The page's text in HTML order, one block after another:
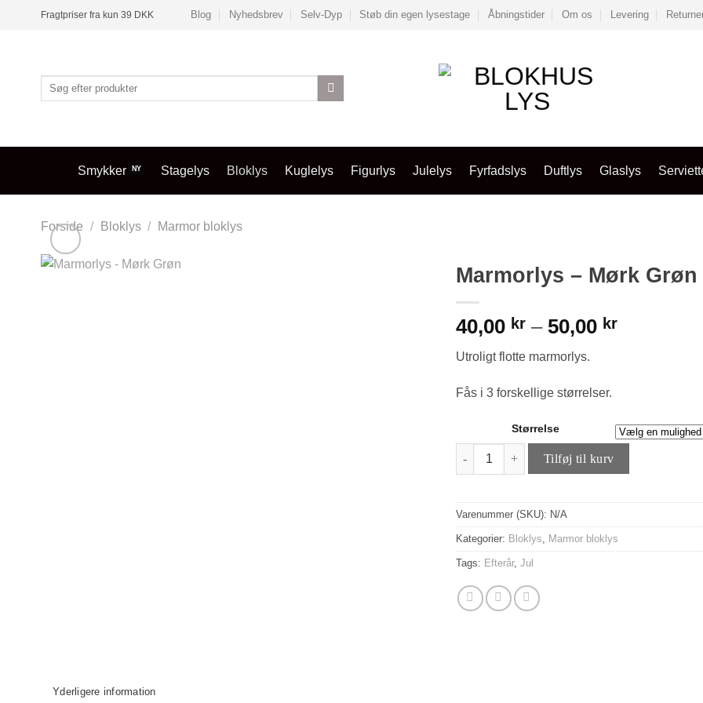
Fragtpriser fra kun 39 DKK Blog Nyhedsbrev Selv-Dyp Støb din egen lysestage Åbningstider Om os Levering
Søg
efter:
Smykker Stagelys Bloklys Kuglelys Figurlys Julelys Fyrfadslys Duftlys Glaslys
Forside / Bloklys / Marmor bloklys
Marmorlys – Mørk Grøn
40,00 kr – 50,00 kr
Utroligt flotte marmorlys.
Fås i 3 forskellige størrelser.
Størrelse
Marmorlys - Mørk Grøn antal
Tilføj til kurv
Varenummer (SKU): N/A
Kategorier: Bloklys, Marmor bloklys
Tags: Efterår,Jul
Yderligere information